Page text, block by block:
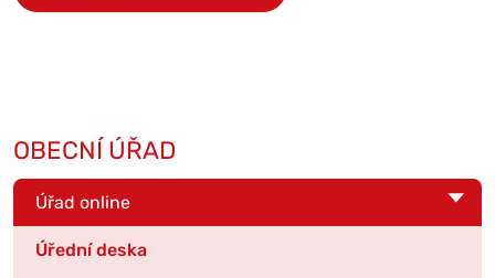
OBECNÍ ÚŘAD
Úřad online
Úřední deska